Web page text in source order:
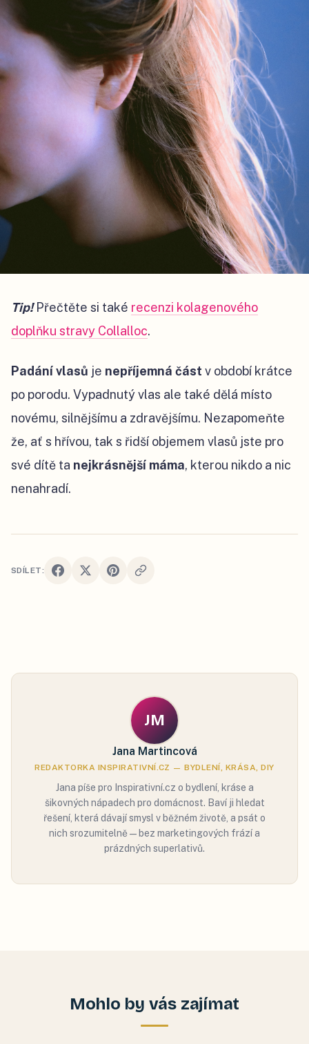
Tip!Přečtěte si také recenzi kolagenového
doplňku stravy Collalloc.
Padání vlasů je nepříjemná část v období krátce
po porodu. Vypadnutý vlas ale také dělá místo
novému, silnějšímu a zdravějšímu. Nezapomeňte
že, ať s hřívou, tak s řidší objemem vlasů jste pro
své dítě ta nejkrásnější máma, kterou nikdo a nic
nenahradí.
SDÍLET:
JM
Jana Martincová
REDAKTORKA INSPIRATIVNÍ.CZ — BYDLENÍ, KRÁSA, DIY
Jana píše pro Inspirativní.cz o bydlení, kráse a
šikovných nápadech pro domácnost. Baví ji hledat
řešení, která dávají smysl v běžném životě, a psát o
nich srozumitelně — bez marketingových frází a
prázdných superlativů.
Mohlo by vás zajímat